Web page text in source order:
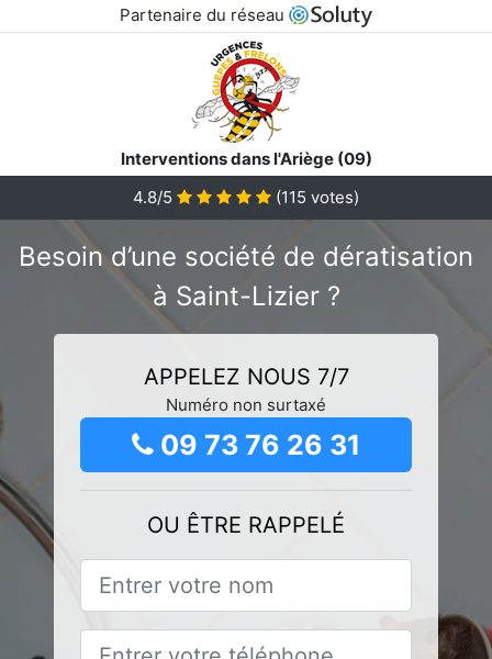
Partenaire du réseau
Interventions dans l'Ariège (09)
4.8/5
(115 votes)
Besoin d’une société de dératisation
à Saint-Lizier ?
APPELEZ NOUS 7/7
Numéro non surtaxé
09 73 76 26 31
OU ÊTRE RAPPELÉ